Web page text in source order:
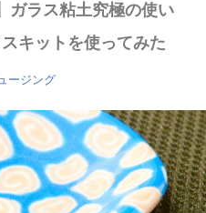
ガラス粘土究極の使い
キットを使ってみた
ージング